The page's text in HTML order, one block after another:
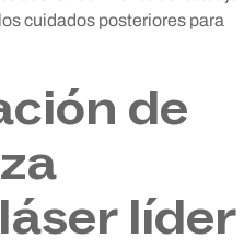
cuidados posteriores para
de
líder